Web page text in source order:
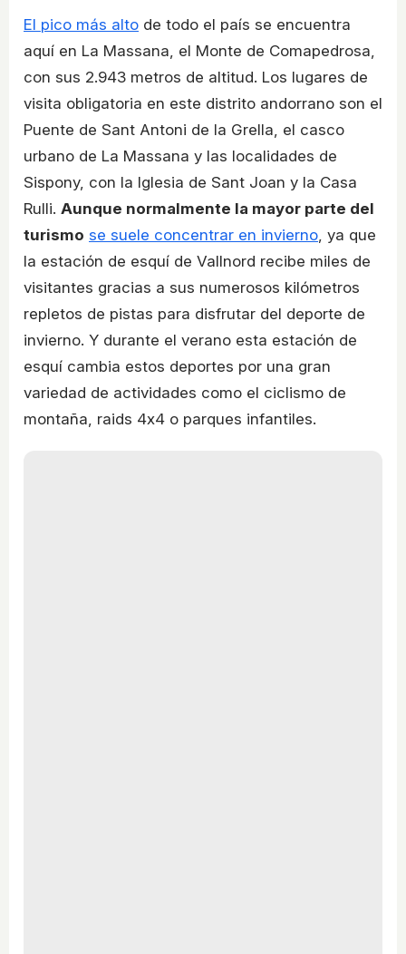
El pico más alto de todo el país se encuentra
aquí en La Massana, el Monte de Comapedrosa,
con sus 2.943 metros de altitud. Los lugares de
visita obligatoria en este distrito andorrano son el
Puente de Sant Antoni de la Grella, el casco
urbano de La Massana y las localidades de
Sispony, con la Iglesia de Sant Joan y la Casa
Rulli. Aunque normalmente la mayor parte del
turismo se suele concentrar en invierno , ya que
la estación de esquí de Vallnord recibe miles de
visitantes gracias a sus numerosos kilómetros
repletos de pistas para disfrutar del deporte de
invierno. Y durante el verano esta estación de
esquí cambia estos deportes por una gran
variedad de actividades como el ciclismo de
montaña, raids 4x4 o parques infantiles.